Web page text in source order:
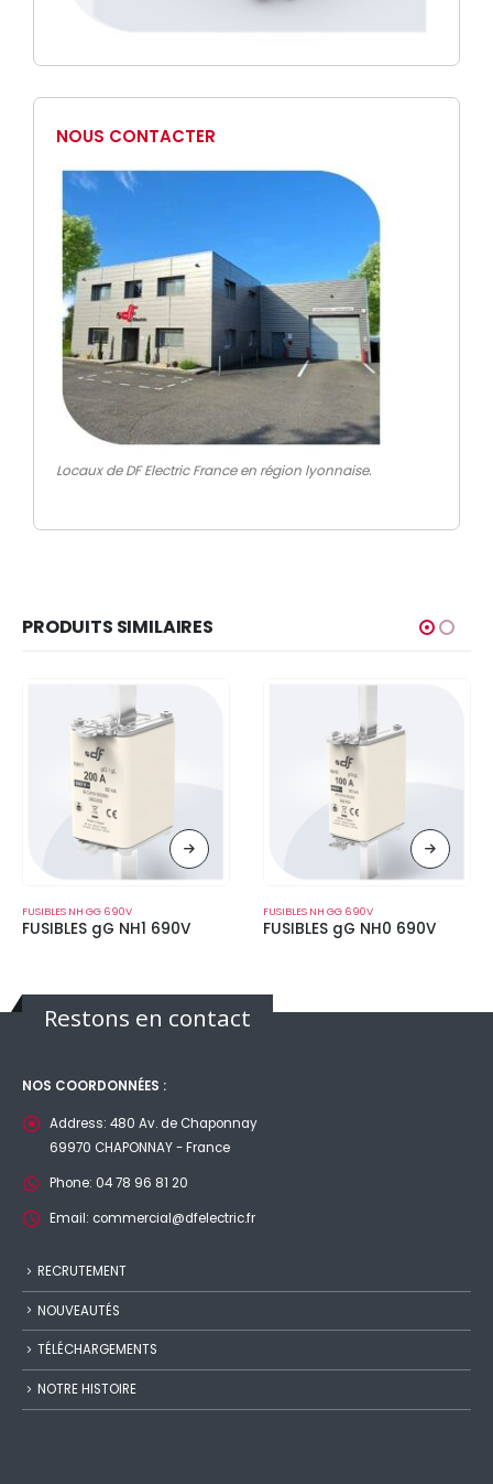
NOUS CONTACTER
Locaux de DF Electric France en région lyonnaise.
PRODUITS SIMILAIRES
FUSIBLES NH GG 690V
FUSIBLES gG NH1 690V
FUSIBLES NH GG 690V
FUSIBLES gG NH0 690V
Restons en contact
NOS COORDONNÉES :
Address: 480 Av. de Chaponnay
69970 CHAPONNAY - France
Phone: 04 78 96 81 20
Email: commercial@dfelectric.fr
RECRUTEMENT
NOUVEAUTÉS
TÉLÉCHARGEMENTS
NOTRE HISTOIRE